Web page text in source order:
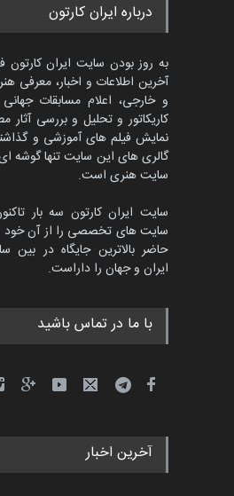
مسابقه
دوغان، ترکیه،…
مسابقۀ
کاریکاتور
مهلت 3 ماه دیگر
پنجمین
کارتون CARTUNION ، …
مهلت
مهلت
پنجمین
درباره ایران کارتون
به روز بودن سایت ایران کارتون
آخرین اطلاعات و اخبار، معرفی
و خارجی، اعلام مسابقات
کاریکاتور و تحلیل و بررسی آثار
نمایش فیلم های آموزشی و
گالری های این سایت تنها گوشه
سایت هنری است.
سایت ایران کارتون سه بار
سایت های تخصصی را از آن خود
حاضر بالاترین جایگاه در
ایران و جهان را داراست.
با ما در تماس باشید
آخرین اخبار